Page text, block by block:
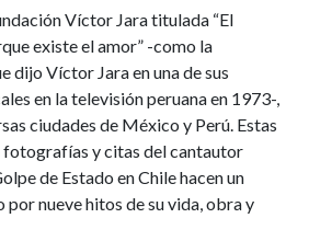
Víctor Jara titulada “El
existe el amor” -como la
dijo Víctor Jara en una de sus
en la televisión peruana en 1973-,
ciudades de México y Perú. Estas
fotografías y citas del cantautor
de Estado en Chile hacen un
nueve hitos de su vida, obra y